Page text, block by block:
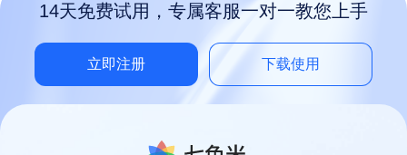
14天免费试用，专属客服一对一教您上手
立即注册 下载使用